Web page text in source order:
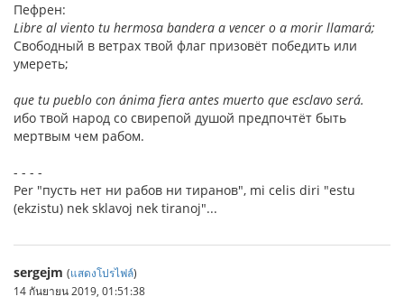
Пефрен:
Libre al viento tu hermosa bandera a vencer o a morir llamará;
Свободный в ветрах твой флаг призовёт победить или
умереть;
que tu pueblo con ánima fiera antes muerto que esclavo será.
ибо твой народ со свирепой душой предпочтёт быть
мертвым чем рабом.
- - - -
Per "пусть нет ни рабов ни тиранов", mi celis diri "estu
(ekzistu) nek sklavoj nek tiranoj"...
sergejm (แสดงโปรไฟล์)
14 กันยายน 2019, 01:51:38